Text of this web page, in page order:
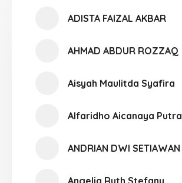
ADISTA FAIZAL AKBAR
AHMAD ABDUR ROZZAQ
Aisyah Maulitda Syafira
Alfaridho Aicanaya Putra
ANDRIAN DWI SETIAWAN
Angelia Ruth Stefany